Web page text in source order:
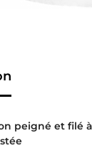
peigné et filé